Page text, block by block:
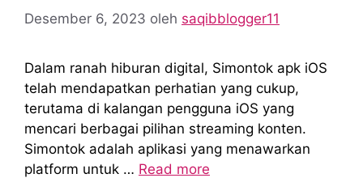
Desember 6, 2023 oleh saqibblogger11
Dalam ranah hiburan digital, Simontok apk iOS
telah mendapatkan perhatian yang cukup,
terutama di kalangan pengguna iOS yang
mencari berbagai pilihan streaming konten.
Simontok adalah aplikasi yang menawarkan
platform untuk … Read more